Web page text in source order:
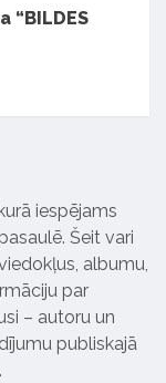
“BILDES
iespējams
Šeit vari
albumu,
par
– autoru un
publiskajā